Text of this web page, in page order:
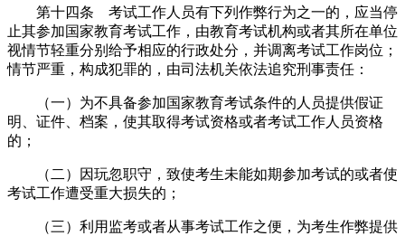
第十四条 考试工作人员有下列作弊行为之一的，应当停
止其参加国家教育考试工作，由教育考试机构或者其所在单位
视情节轻重分别给予相应的行政处分，并调离考试工作岗位；
情节严重，构成犯罪的，由司法机关依法追究刑事责任：
（一）为不具备参加国家教育考试条件的人员提供假证
明、证件、档案，使其取得考试资格或者考试工作人员资格
的；
（二）因玩忽职守，致使考生未能如期参加考试的或者使
考试工作遭受重大损失的；
（三）利用监考或者从事考试工作之便，为考生作弊提供